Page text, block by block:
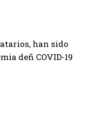
han sido
deñ COVID-19